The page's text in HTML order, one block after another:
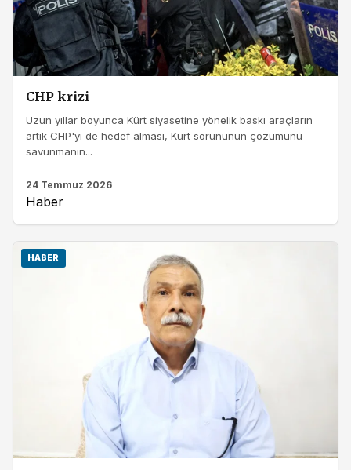
CHP krizi
Uzun yıllar boyunca Kürt siyasetine yönelik baskı araçların
artık CHP'yi de hedef alması, Kürt sorununun çözümünü
savunmanın...
24 Temmuz 2026
Haber
HABER